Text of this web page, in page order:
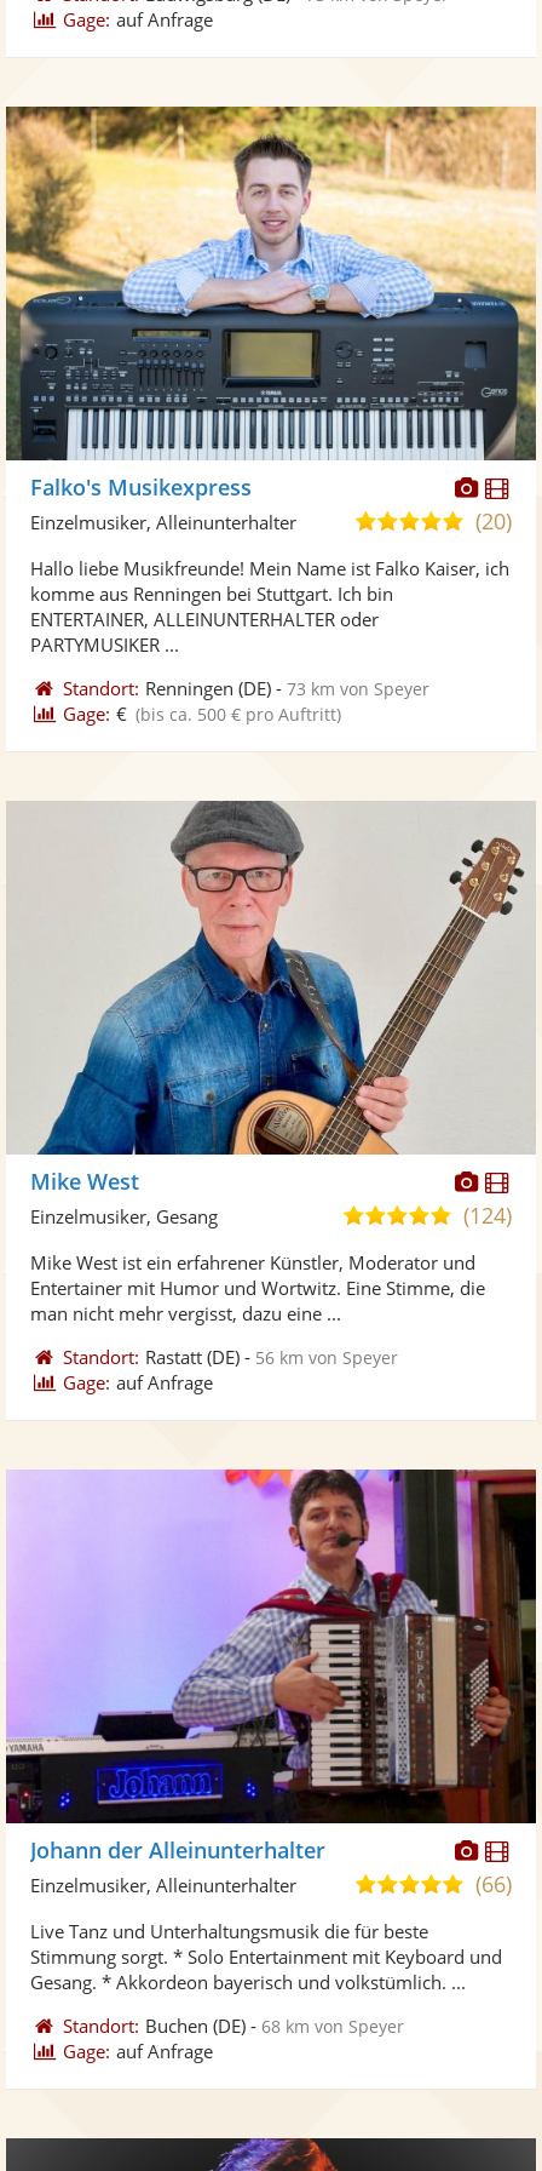
Gage: auf Anfrage
Fotos
Falko's Musikexpress
4,9
5
(20)
Einzelmusiker, Alleinunterhalter
Hallo liebe Musikfreunde! Mein Name ist Falko Kaiser, ich
komme aus Renningen bei Stuttgart. Ich bin
ENTERTAINER, ALLEINUNTERHALTER oder
PARTYMUSIKER ...
Standort: Renningen (DE) -73 km von Speyer
Gage: € (bis ca. 500 € pro Auftritt)
Mike West
5,0
5
Sternen
(124)
Einzelmusiker, Gesang
Mike West ist ein erfahrener Künstler, Moderator und
Entertainer mit Humor und Wortwitz. Eine Stimme, die
man nicht mehr vergisst, dazu eine ...
Standort: Rastatt (DE) - 56 km von Speyer
Gage: auf Anfrage
Johann der Alleinunterhalter
5,0
5
(66)
Einzelmusiker, Alleinunterhalter
Live Tanz und Unterhaltungsmusik die für beste
Stimmung sorgt. * Solo Entertainment mit Keyboard und
Gesang. * Akkordeon bayerisch und volkstümlich. ...
Standort: Buchen (DE) -68 km von Speyer
Gage: auf Anfrage